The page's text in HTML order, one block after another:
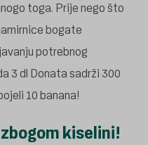
toga. Prije nego što
bogate
potrebnog
3 dl Donata sadrži 300
10 banana!
kiselini!